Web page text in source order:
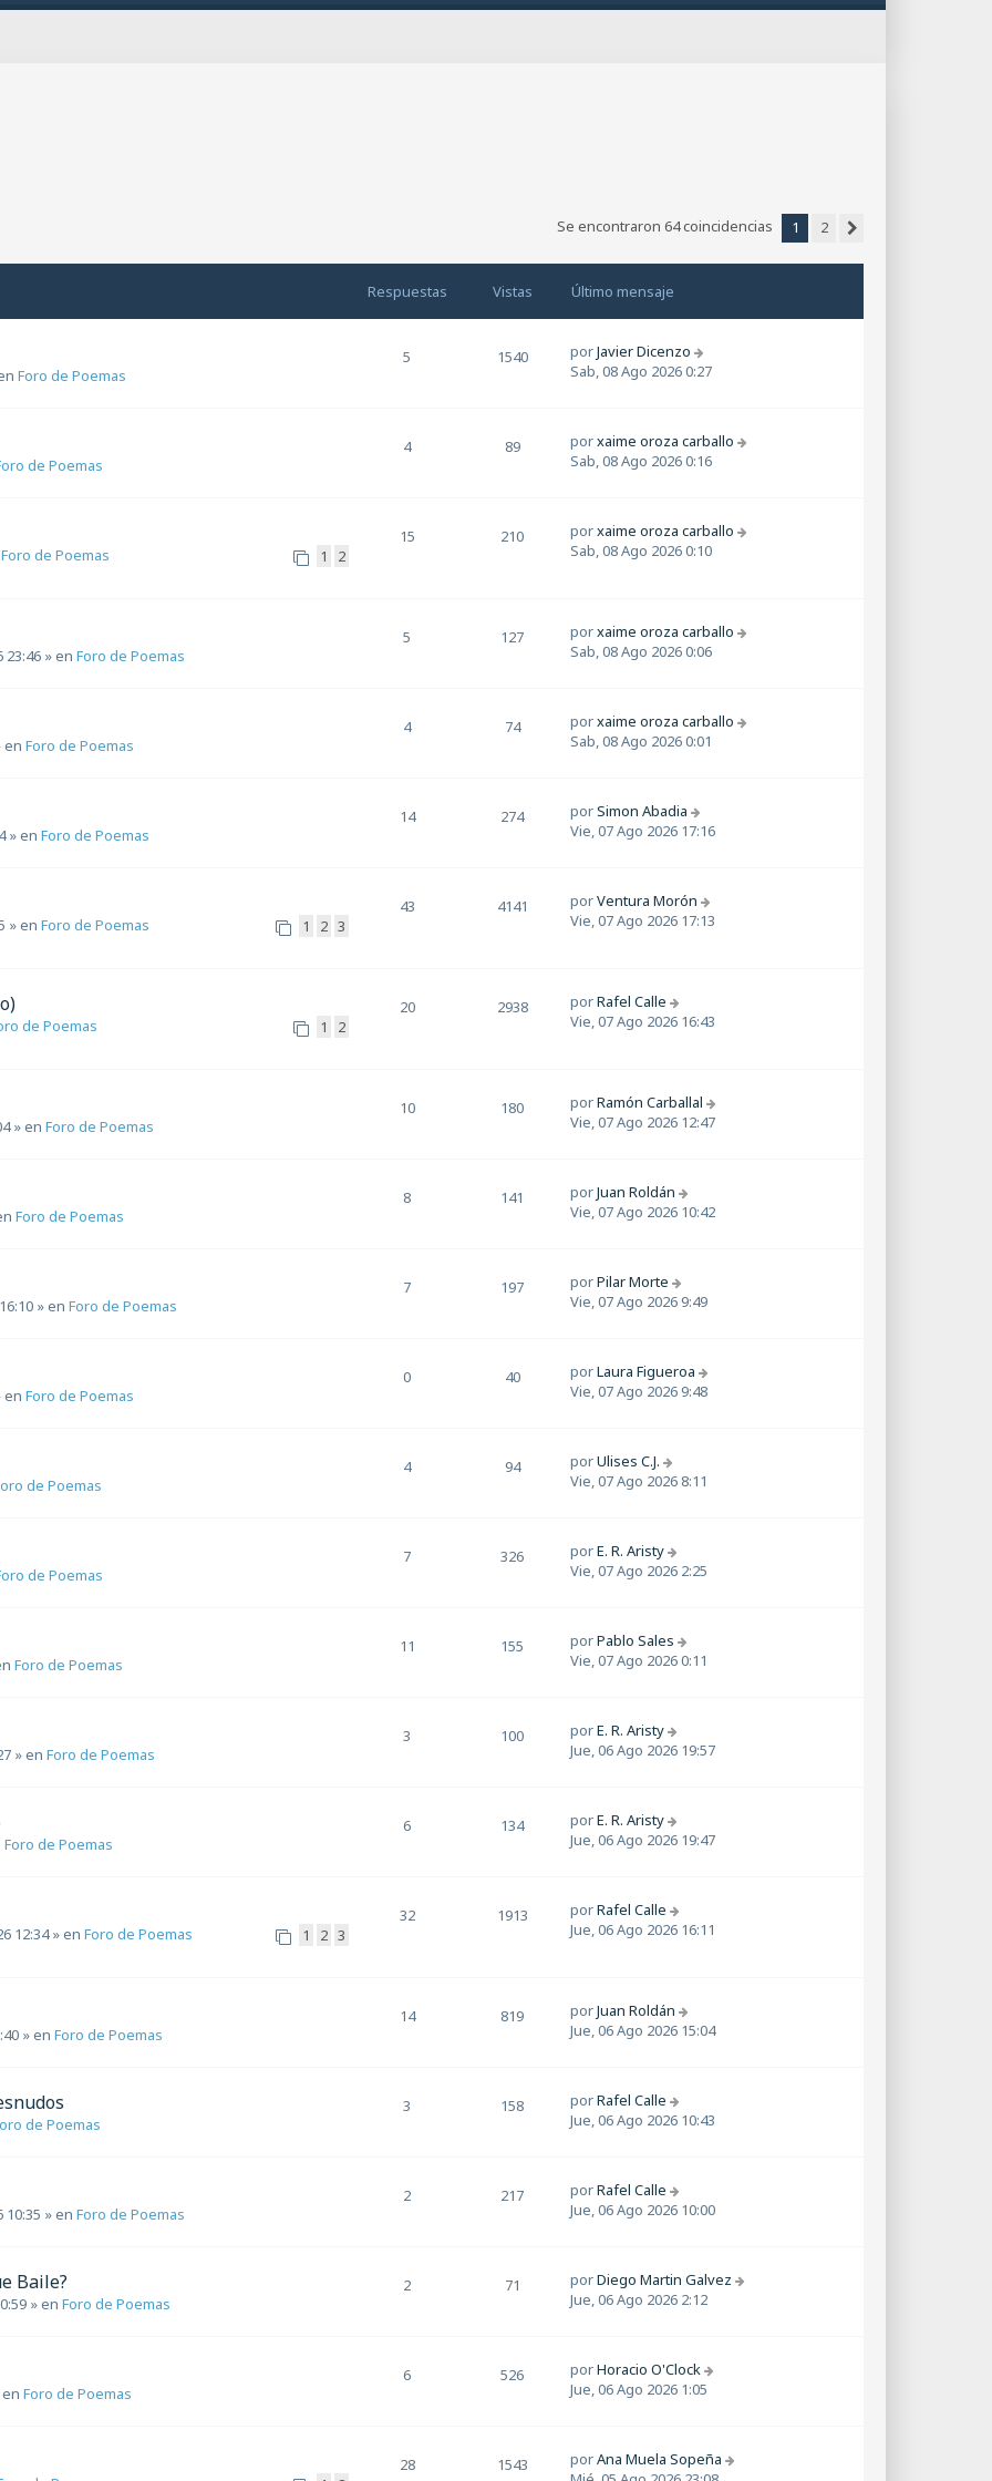
Se encontraron 64 coincidencias 1
2
Respuestas Vistas Último mensaje
Foro de Poemas
5 1540 porJavier Dicenzo
Sab, 08 Ago 2026 0:27
de Poemas
4 89 porxaime oroza carballo
Sab, 08 Ago 2026 0:16
Foro de Poemas 1 2
15 210 porxaime oroza carballo
Sab, 08 Ago 2026 0:10
23:46 » en Foro de Poemas
5 127 porxaime oroza carballo
Sab, 08 Ago 2026 0:06
en Foro de Poemas
4 74 porxaime oroza carballo
Sab, 08 Ago 2026 0:01
» en Foro de Poemas
14 274 porSimon Abadia
Vie, 07 Ago 2026 17:16
» en Foro de Poemas 1 2 3
43 4141 porVentura Morón
Vie, 07 Ago 2026 17:13
de Poemas 1 2
20 2938 porRafel Calle
Vie, 07 Ago 2026 16:43
» en Foro de Poemas
10 180 porRamón Carballal
Vie, 07 Ago 2026 12:47
Foro de Poemas
8 141 porJuan Roldán
Vie, 07 Ago 2026 10:42
» en Foro de Poemas
7 197 porPilar Morte
Vie, 07 Ago 2026 9:49
en Foro de Poemas
0 40 porLaura Figueroa
Vie, 07 Ago 2026 9:48
de Poemas
4 94 porUlises C.J.
Vie, 07 Ago 2026 8:11
de Poemas
7 326 porE. R. Aristy
Vie, 07 Ago 2026 2:25
Foro de Poemas
11 155 porPablo Sales
Vie, 07 Ago 2026 0:11
» en Foro de Poemas
3 100 porE. R. Aristy
Jue, 06 Ago 2026 19:57
Foro de Poemas
6 134 porE. R. Aristy
Jue, 06 Ago 2026 19:47
12:34» en Foro de Poemas 1 2 3
32 1913 porRafel Calle
Jue, 06 Ago 2026 16:11
» en Foro de Poemas
14 819 porJuan Roldán
Jue, 06 Ago 2026 15:04
de Poemas
3 158 porRafel Calle
Jue, 06 Ago 2026 10:43
10:35 » en Foro de Poemas
2 217 porRafel Calle
Jue, 06 Ago 2026 10:00
Baile?
» en Foro de Poemas
2 71 porDiego Martin Galvez
Jue, 06 Ago 2026 2:12
Foro de Poemas
6 526 porHoracio O'Clock
Jue, 06 Ago 2026 1:05
28 1543 porAna Muela Sopeña